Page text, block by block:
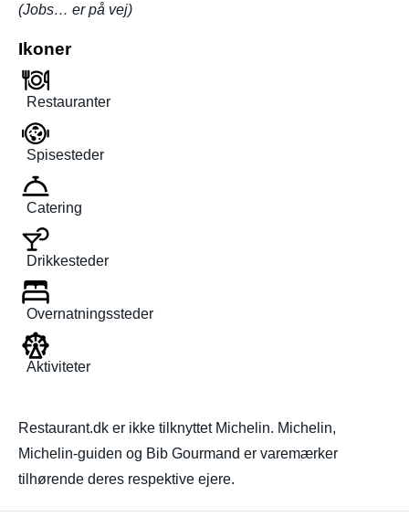
(Jobs… er på vej)
Ikoner
Restauranter
Spisesteder
Catering
Drikkesteder
Overnatningssteder
Aktiviteter
Restaurant.dk er ikke tilknyttet Michelin. Michelin,
Michelin-guiden og Bib Gourmand er varemærker
tilhørende deres respektive ejere.